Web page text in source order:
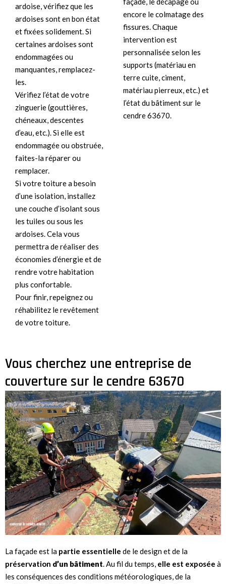
ardoise, vérifiez que les
ardoises sont en bon état
et fixées solidement. Si
certaines ardoises sont
endommagées ou
manquantes, remplacez-
les.
Vérifiez l’état de votre
zinguerie (gouttières,
chéneaux, descentes
d’eau, etc.). Si elle est
endommagée ou obstruée,
faites-la réparer ou
remplacer.
Si votre toiture a besoin
d’une isolation, installez
une couche d’isolant sous
les tuiles ou sous les
ardoises. Cela vous
permettra de réaliser des
économies d’énergie et de
rendre votre habitation
plus confortable.
Pour finir, repeignez ou
réhabilitez le revêtement
de votre toiture.
encore le colmatage des
fissures. Chaque
intervention est
personnalisée selon les
supports (matériau en
terre cuite, ciment,
matériau pierreux, etc.) et
l’état du bâtiment sur le
cendre 63670.
Vous cherchez une entreprise de
couverture sur le cendre 63670
La façade est la partie essentielle de le design et de la
préservation d’un bâtiment. Au fil du temps, elle est exposée à
les conséquences des conditions météorologiques, de la